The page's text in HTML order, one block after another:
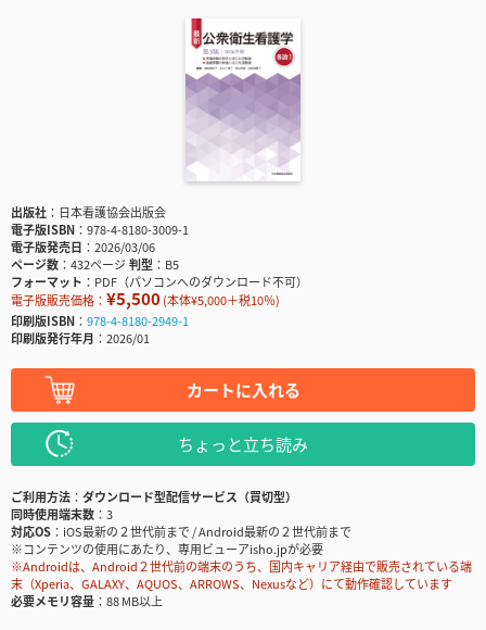
出版社
日本看護協会出版会
電子版ISBN
978-4-8180-3009-1
電子版発売日
2026/03/06
ページ数
432ページ判型
B5
フォーマット
PDF（パソコンへのダウンロード不可）
電子版販売価格： ¥5,500(本体¥5,000＋税10％)
印刷版ISBN
978-4-8180-2949-1
印刷版発行年月
2026/01
カートに入れる
ちょっと立ち読み
ご利用方法
ダウンロード型配信サービス（買切型）
同時使用端末数
3
対応OS
iOS最新の２世代前まで / Android最新の２世代前まで
※コンテンツの使用にあたり、専用ビューアisho.jpが必要
※Androidは、Android２世代前の端末のうち、国内キャリア経由で販売されている端
末（Xperia、GALAXY、AQUOS、ARROWS、Nexusなど）にて動作確認しています
必要メモリ容量
88 MB以上